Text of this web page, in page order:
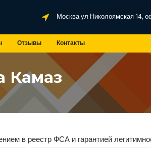
Москва ул Николоямская 14,
Отзывы Контакты
Камаз
в реестр ФСА и гарантией